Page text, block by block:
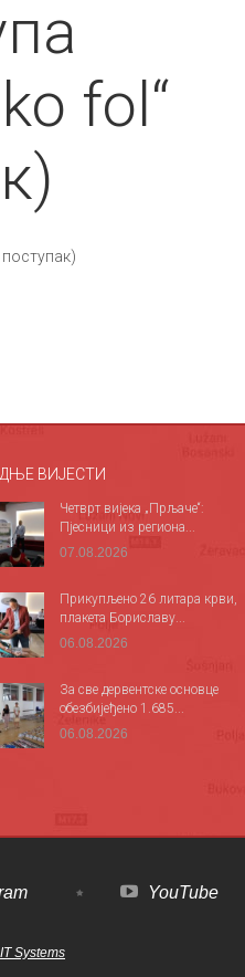
fol“
ВИЈЕСТИ
Четврт вијека „Прљаче“:
Пјесници из региона...
07.08.2026
Прикупљено 26 литара крви,
плакета Бориславу...
06.08.2026
За све дервентске основце
обезбијеђено 1.685...
06.08.2026
YouTube
IT Systems